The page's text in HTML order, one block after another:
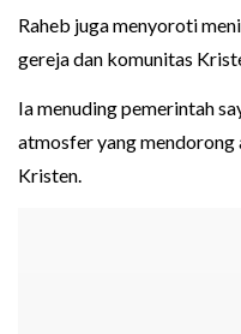
Raheb juga menyoroti
gereja dan komunitas
Ia menuding pemerintah
atmosfer yang
Kristen.